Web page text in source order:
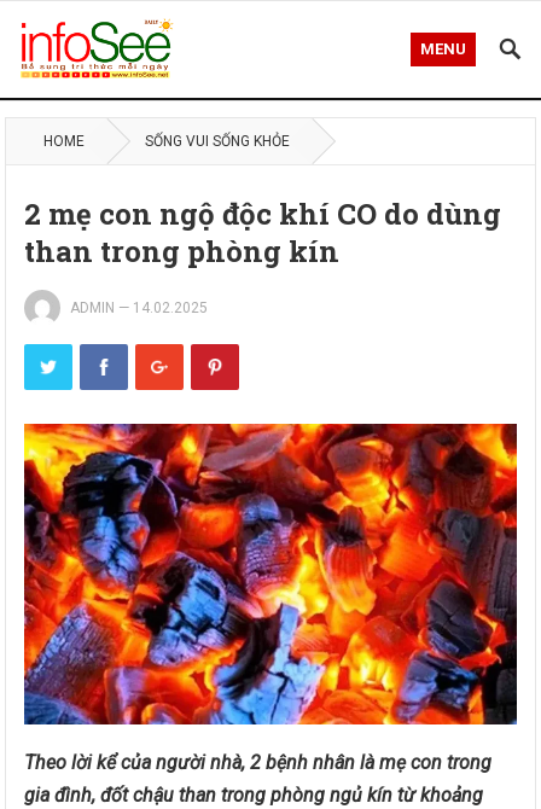
MENU
HOME SỐNG VUI SỐNG KHỎE
2 mẹ con ngộ độc khí CO do dùng
than trong phòng kín
ADMIN — 14.02.2025
Theo lời kể của người nhà, 2 bệnh nhân là mẹ con trong
gia đình, đốt chậu than trong phòng ngủ kín từ khoảng